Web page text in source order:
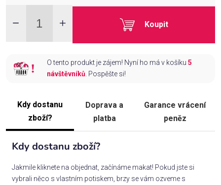
Koupit
O tento produkt je zájem! Nyní ho má v košíku 5
návštěvníků. Pospěšte si!
Kdy dostanu
zboží?
Doprava a
platba
Garance vrácení
peněz
Kdy dostanu zboží?
Jakmile kliknete na objednat, začínáme makat! Pokud jste si
vybrali něco s vlastním potiskem, brzy se vám ozveme s